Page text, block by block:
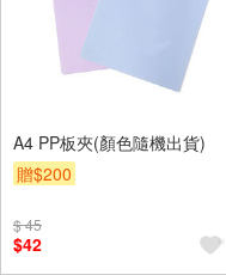
A4 PP板夾(顏色隨機出貨)
贈$200
$ 45
$42